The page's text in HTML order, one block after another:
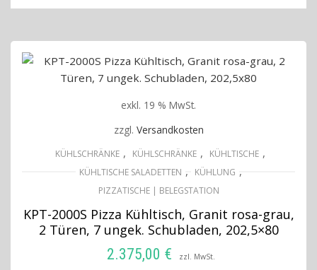
exkl. 19 % MwSt.
zzgl. Versandkosten
KÜHLSCHRÄNKE , KÜHLSCHRÄNKE , KÜHLTISCHE ,
KÜHLTISCHE SALADETTEN , KÜHLUNG ,
PIZZATISCHE | BELEGSTATION
KPT-2000S Pizza Kühltisch, Granit rosa-grau,
2 Türen, 7 ungek. Schubladen, 202,5×80
2.375,00 € zzl. MwSt.